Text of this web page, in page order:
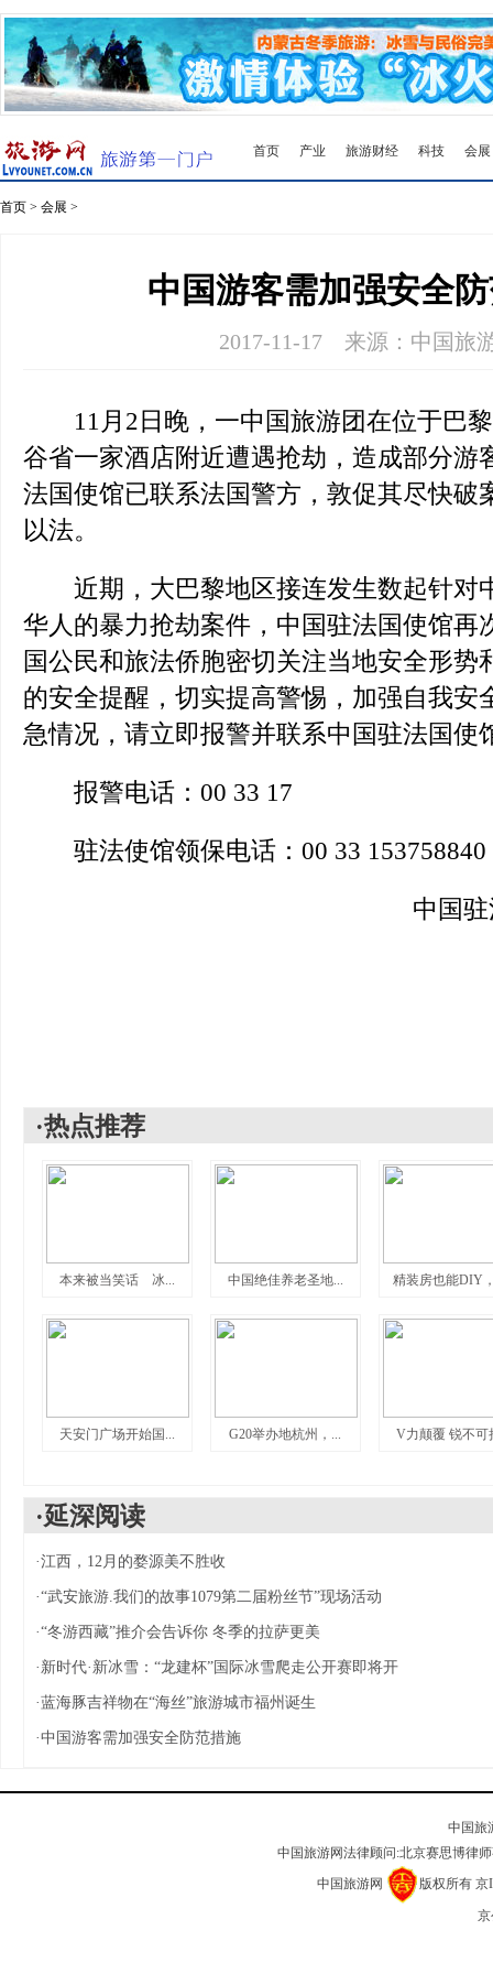
会展
科技
旅游财经
产业
首页
首页 > 会展 >
中国游客需加强安全
2017-11-17 来源：中国旅
11月2日晚，一中国旅游团在位于巴黎
谷省一家酒店附近遭遇抢劫，造成部分游
法国使馆已联系法国警方，敦促其尽快破
以法。
近期，大巴黎地区接连发生数起针对
华人的暴力抢劫案件，中国驻法国使馆再
国公民和旅法侨胞密切关注当地安全形势
的安全提醒，切实提高警惕，加强自我安
急情况，请立即报警并联系中国驻法国使
报警电话：00 33 17
驻法使馆领保电话：00 33 153758840
中国驻法国大
·热点推荐
本来被当笑话 冰... 中国绝佳养老圣地... 精装房也能DIY
天安门广场开始国... G20举办地杭州，... V力颠覆 锐不可
·延深阅读
·江西，12月的婺源美不胜收
·“武安旅游.我们的故事1079第二届粉丝节”现场活动
·“冬游西藏”推介会告诉你 冬季的拉萨更美
· 新时代·新冰雪：“龙建杯”国际冰雪爬走公开赛即将开
·蓝海豚吉祥物在“海丝”旅游城市福州诞生
·中国游客需加强安全防范措施
中国旅
中国旅游网法律顾问:北京赛思博律
中国旅游网
版权所有京
京